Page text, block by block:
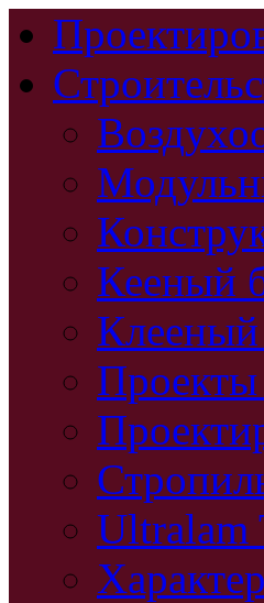
Кееный
Клееный
Проекты
Ultralam